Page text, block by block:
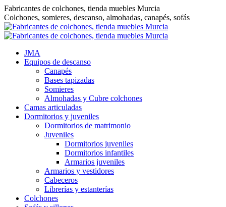
Saltar
al
contenido
Fabricantes de colchones, tienda muebles Murcia
Colchones, somieres, descanso, almohadas, canapés, sofás
JMA
Equipos de descanso
Canapés
Bases tapizadas
Somieres
Almohadas y Cubre colchones
Camas articuladas
Dormitorios y juveniles
Dormitorios de matrimonio
Juveniles
Dormitorios juveniles
Dormitorios infantiles
Armarios juveniles
Armarios y vestidores
Cabeceros
Librerías y estanterías
Colchones